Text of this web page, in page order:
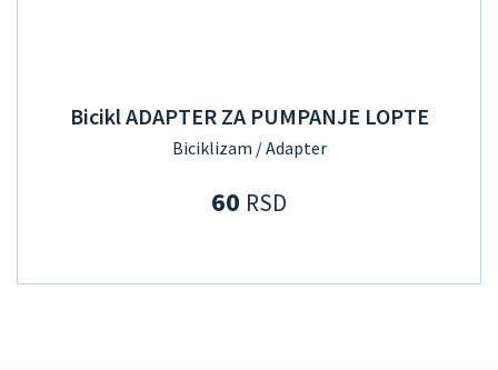
Bicikl ADAPTER ZA PUMPANJE LOPTE
Biciklizam / Adapter
60 RSD